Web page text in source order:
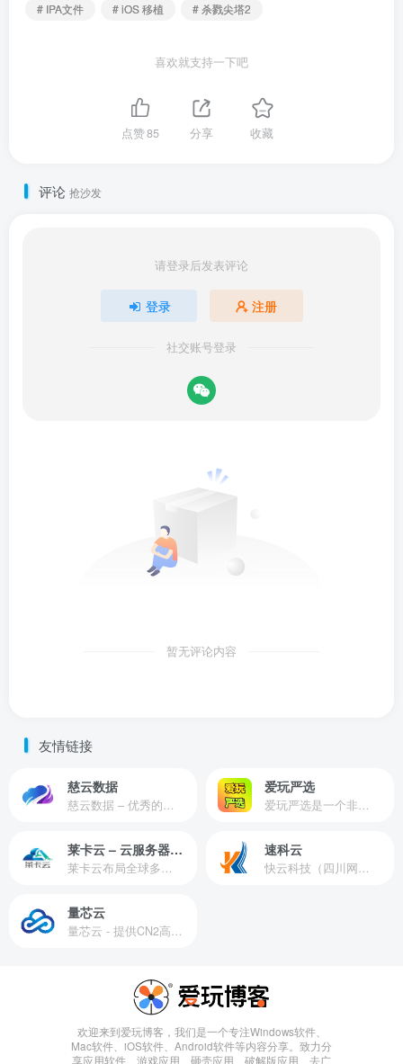
# IPA文件
# iOS 移植 # 杀戮尖塔2
喜欢就支持一下吧
点赞85 分享 收藏
评论 抢沙发
请登录后发表评论
登录 注册
社交账号登录
暂无评论内容
友情链接
慈云数据
慈云数据 – 优秀的云服务器服务商，提供最具有性价比的产品。慈云数据是开发者必不可少的良心云
爱玩严选
爱玩严选是一个非常有保障且性价比极高的虚拟商城，包括但不限于苹果证书、技术指导、会员充值等多种虚拟服务！
莱卡云 – 云服务器提供商
莱卡云布局全球多个地理区域。提供服务有：境外云服务器、国内云服务器、独立服务器、服务器托管、CDN、SSL证书、游戏服务器等业务。
速科云
快云科技（四川网联快云科技有限公司）成立于2021年，主营互联网业务平台服务提供商。公司专注为用户提供低价高性能云计算产品，致力于云计算应用的易用性开发，并引导云计算在国内普及
量芯云
量芯云 - 提供CN2高速香港美国云服务器&专业高防服务器租用等云服务器供应商
欢迎来到爱玩博客，我们是一个专注Windows软件、
Mac软件、iOS软件、Android软件等内容分享。致力分
享应用软件、游戏应用、砸壳应用、破解版应用、去广